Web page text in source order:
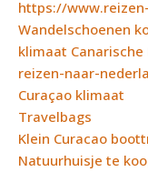
https://
Wandelschoenen
klimaat Canarische
reizen-naar-
Curaçao klimaat
Travelbags
Klein Curacao
Natuurhuisje te